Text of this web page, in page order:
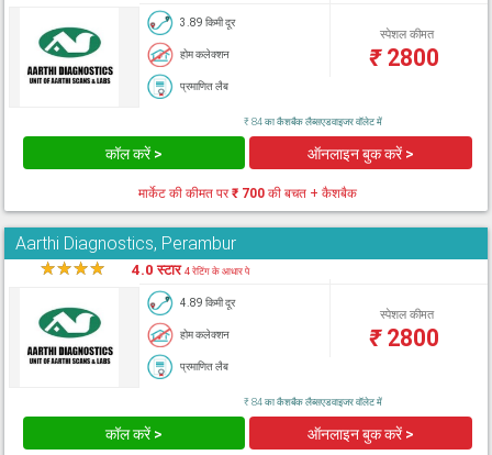
3.89 किमी दूर
होम कलेक्शन
प्रमाणित लैब
स्पेशल कीमत
₹2800
₹ 84 का कैशबैक लैब्सएडवाइजर वॉलेट में
कॉल करें > ऑनलाइन बुक करें >
मार्केट की कीमत पर₹ 700की बचत + कैशबैक
Aarthi Diagnostics, Perambur
★★★★ 4.0 स्टार4 रेटिंग के आधार पे
4.89 किमी दूर
होम कलेक्शन
प्रमाणित लैब
स्पेशल कीमत
₹2800
₹ 84 का कैशबैक लैब्सएडवाइजर वॉलेट में
कॉल करें > ऑनलाइन बुक करें >